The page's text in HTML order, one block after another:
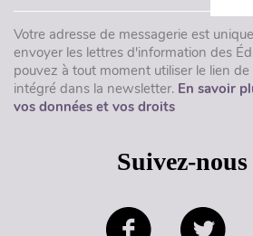
Votre adresse de messagerie est
envoyer les lettres d'information des
pouvez à tout moment utiliser le lien
intégré dans la newsletter. En savoir
vos données et vos droits
Suivez-